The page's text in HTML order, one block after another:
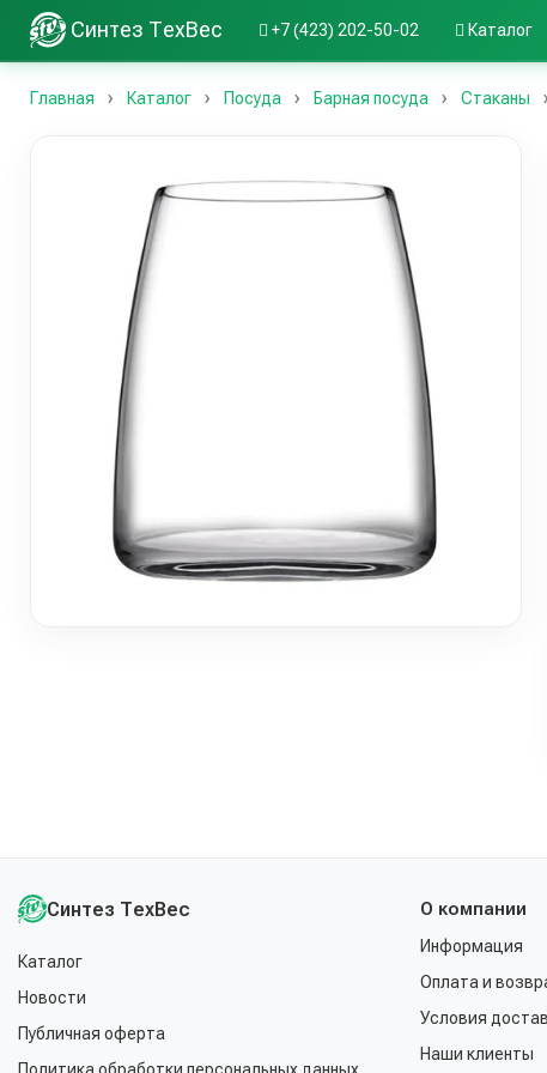
Синтез ТехВес +7 (423) 202-50-02 Каталог
Главная Каталог Посуда Барная посуда Стаканы
Синтез ТехВес
Каталог
Новости
Публичная оферта
О компании
Информация
Оплата и
Условия
Наши клиенты